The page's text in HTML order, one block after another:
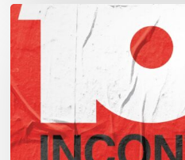
Cento
per
dal
“Welcome
Center”
alle
ceramiche